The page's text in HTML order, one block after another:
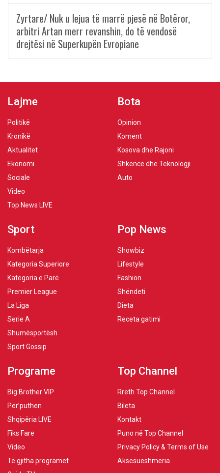
Zyrtare/ Nuk u lejua të marrë pjesë në Botëror,
arbitri Artan merr revanshin, do të vendosë
drejtësi në Superkupën Evropiane
Lajme
Politikë
Kronikë
Aktualitet
Ekonomi
Sociale
Video
Top News LIVE
Bota
Opinion
Koment
Kosova dhe Rajoni
Shkencë dhe Teknologji
Auto
Sport
Kombëtarja
Kategoria Superiore
Kategoria e Parë
Premier League
La Liga
Serie A
Shumësportësh
Sport Gossip
Pop News
Showbiz
Lifestyle
Fashion
Shëndeti
Dieta
Receta gatimi
Programe
Big Brother VIP
Për’puthen
Shqipëria LIVE
Fiks Fare
Video
Të gjitha programet
Top Channel
Rreth Top Channel
Bileta
Kontakt
Puno në Top Channel
Privacy Policy & Terms of Use
Aksesueshmëria